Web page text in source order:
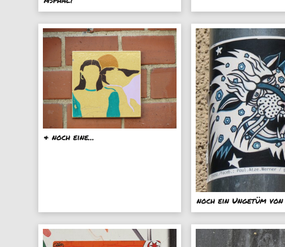
& noch eine...
noch ein Ungetüm